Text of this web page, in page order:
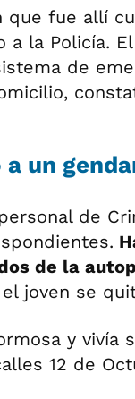
que fue allí
a la Policía.
de
un
de
de la
joven se